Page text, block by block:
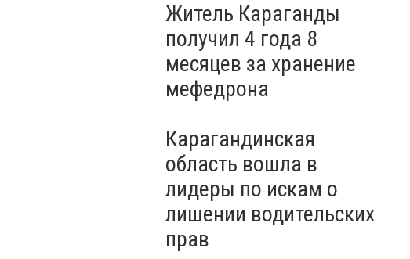
Житель Караганды
получил 4 года 8
месяцев за хранение
мефедрона
Карагандинская
область вошла в
лидеры по искам о
лишении водительских
прав